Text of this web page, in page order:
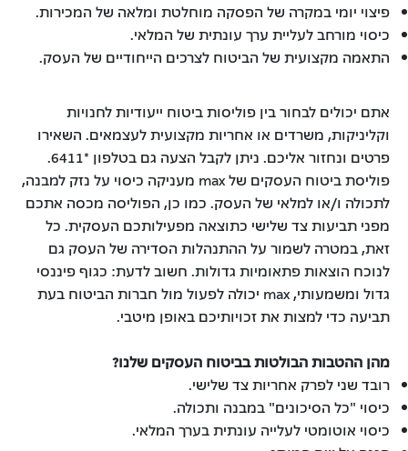
פיצוי יומי במקרה של הפסקה מוחלטת ומלאה של המכירות.
כיסוי מורחב לעליית ערך עונתית של המלאי.
התאמה מקצועית של הביטוח לצרכים הייחודיים של העסק.
אתם יכולים לבחור בין פוליסות ביטוח ייעודיות לחנויות
וקליניקות, משרדים או אחריות מקצועית לעצמאים. השאירו
פרטים ונחזור אליכם. ניתן לקבל הצעה גם בטלפון *6411.
פוליסת ביטוח העסקים של max מעניקה כיסוי על נזק למבנה,
לתכולה ו/או למלאי של העסק. כמו כן, הפוליסה מכסה אתכם
מפני תביעות צד שלישי כתוצאה מפעילותכם העסקית. כל
זאת, במטרה לשמור על ההתנהלות הסדירה של העסק גם
לנוכח הוצאות פתאומיות גדולות. חשוב לדעת: כגוף פיננסי
גדול ומשמעותי, max יכולה לפעול מול חברות הביטוח בעת
תביעה כדי למצות את זכויותיכם באופן מיטבי.
מהן ההטבות הבולטות בביטוח העסקים שלנו?
רובד שני לפרק אחריות צד שלישי.
כיסוי "כל הסיכונים" במבנה ותכולה.
כיסוי אוטומטי לעלייה עונתית בערך המלאי.